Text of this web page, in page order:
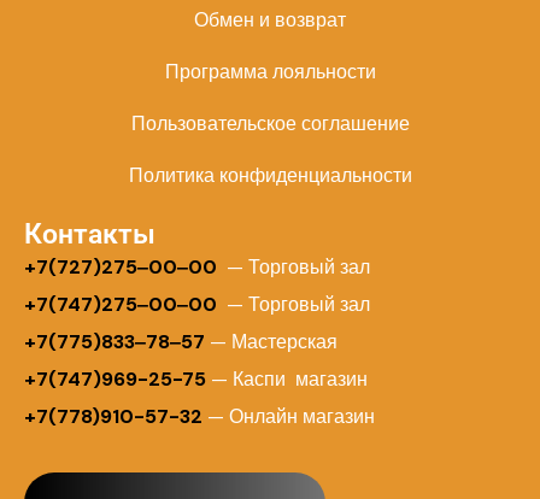
Обмен и возврат
Программа лояльности
Пользовательское соглашение
Политика конфиденциальности
Контакты
+7(727)275‒00‒00 — Торговый зал
+7(747)275‒00‒00 — Торговый зал
+7(775)833‒78‒57 — Мастерская
+7(747)969-25-75 — Каспи магазин
+7(778)910-57-32 — Онлайн магазин